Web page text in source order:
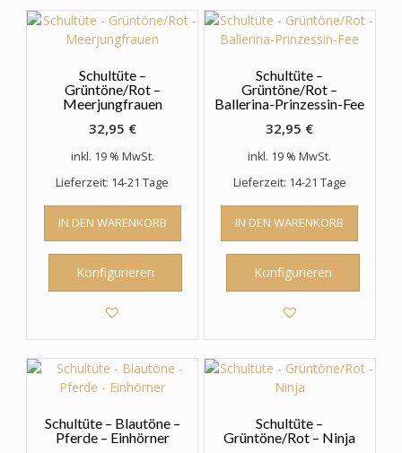
auf
der
Produktseite
Schultüte –
Grüntöne/Rot –
Meerjungfrauen
32,95 €
inkl. 19 % MwSt.
Lieferzeit: 14-21 Tage
IN DEN WARENKORB
Konfigurieren
Schultüte –
Grüntöne/Rot –
Ballerina-Prinzessin-Fee
32,95 €
inkl. 19 % MwSt.
Lieferzeit: 14-21 Tage
IN DEN WARENKORB
Konfigurieren
Schultüte – Blautöne –
Pferde – Einhörner
Schultüte –
Grüntöne/Rot – Ninja